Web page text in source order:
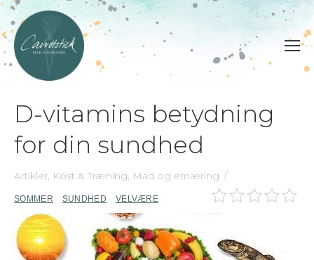
D-vitamins betydning
for din sundhed
Artikler, Kost & Træning, Mad og ernæring
SOMMER SUNDHED VELVÆRE